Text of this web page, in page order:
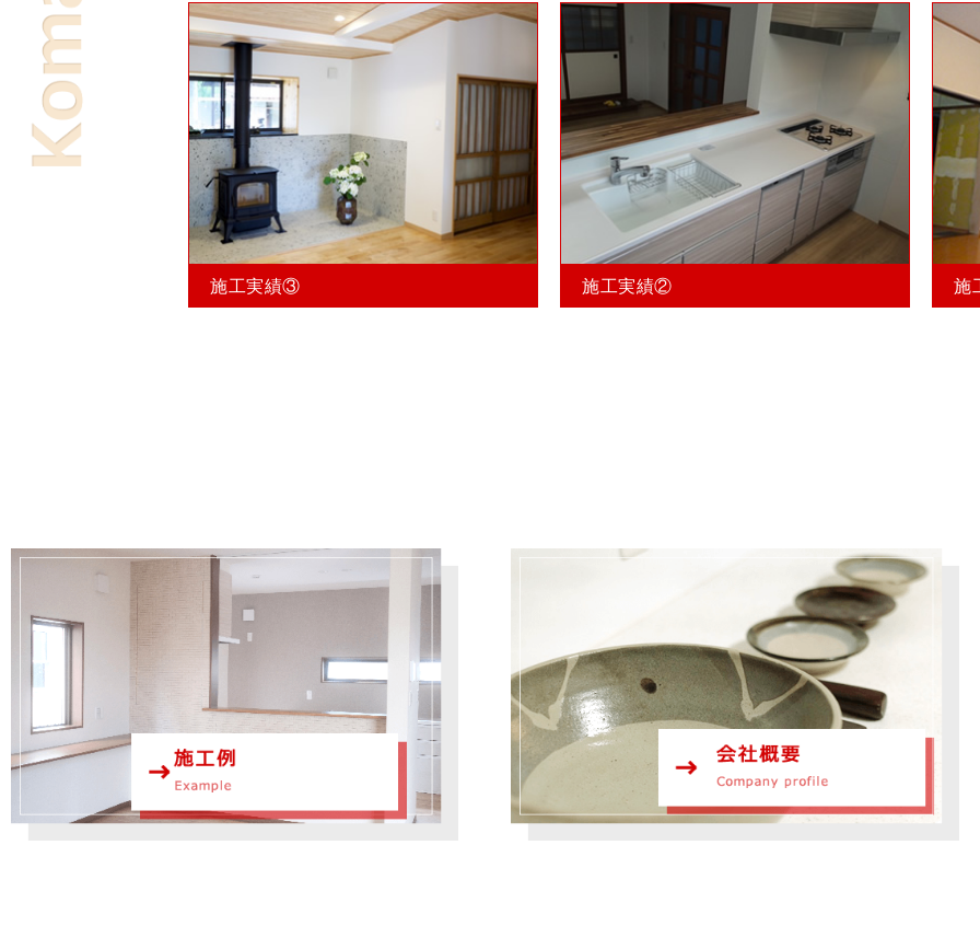
施工実績③ 施工実績② 施